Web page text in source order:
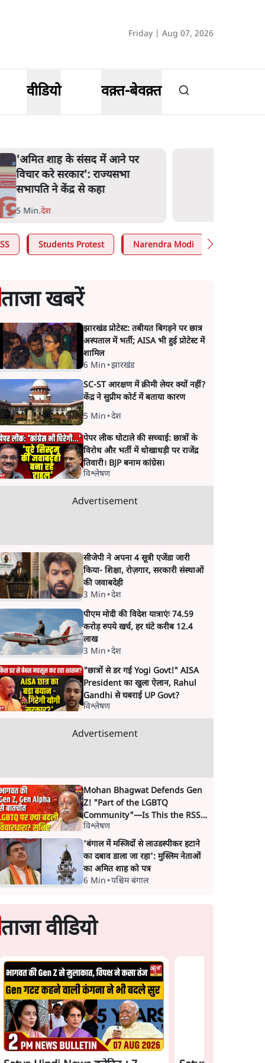
Friday | Aug 07, 2026
वीडियो वक़्त-बेवक़्त
'अमित शाह के संसद में आने पर
विचार करे सरकार': राज्यसभा
सभापति ने केंद्र से कहा
5 Min.देश
Students Protest Narendra Modi
ताजा खबरें
झारखंड प्रोटेस्ट: तबीयत बिगड़ने पर छात्र
अस्पताल में भर्ती; AISA भी हुई प्रोटेस्ट में
शामिल
6 Min •झारखंड
SC-ST आरक्षण में क्रीमी लेयर क्यों नहीं?
केंद्र ने सुप्रीम कोर्ट में बताया कारण
5 Min •देश
पेपर लीक घोटाले की सच्चाई: छात्रों के
विरोध और भर्ती में धोखाधड़ी पर राजेंद्र
तिवारी। BJP बनाम कांग्रेस।
विश्लेषण
Advertisement
सीजेपी ने अपना 4 सूत्री एजेंडा जारी
किया- शिक्षा, रोज़गार, सरकारी संस्थाओं
की जवाबदेही
3 Min •देश
पीएम मोदी की विदेश यात्राएंः 74.59
करोड़ रुपये खर्च, हर घंटे करीब 12.4
लाख
3 Min •देश
"छात्रों से डर गई Yogi Govt!" AISA
President का खुला ऐलान, Rahul
Gandhi से घबराई UP Govt?
विश्लेषण
Advertisement
Mohan Bhagwat Defends Gen
Z! "Part of the LGBTQ
Community"—Is This the RSS's
New Move?
विश्लेषण
'बंगाल में मस्जिदों से लाउडस्पीकर हटाने
का दबाव डाला जा रहा': मुस्लिम नेताओं
का अमित शाह को पत्र
6 Min •पश्चिम बंगाल
ताजा वीडियो